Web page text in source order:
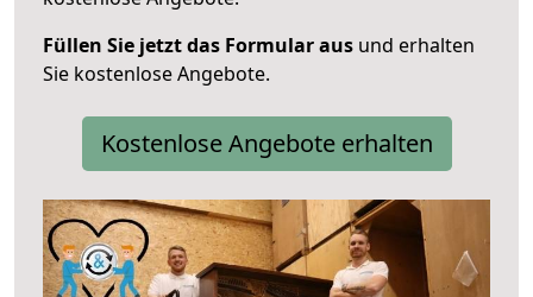
Füllen Sie jetzt das Formular aus und erhalten
Sie kostenlose Angebote.
Kostenlose Angebote erhalten